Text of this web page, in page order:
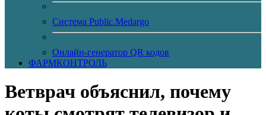
Система Public.Medargo
Онлайн-генератор QR кодов
ФАРМКОНТРОЛЬ
Ветврач объяснил, почему